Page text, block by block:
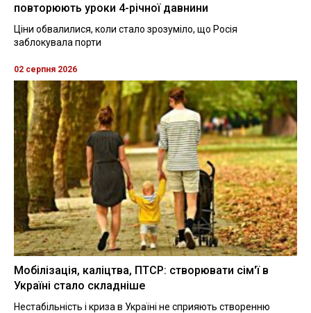
повторюють уроки 4-річної давнини
Ціни обвалилися, коли стало зрозуміло, що Росія
заблокувала порти
02 серпня 2026
Мобілізація, каліцтва, ПТСР: створювати сім'ї в
Україні стало складніше
Нестабільність і криза в Україні не сприяють створенню